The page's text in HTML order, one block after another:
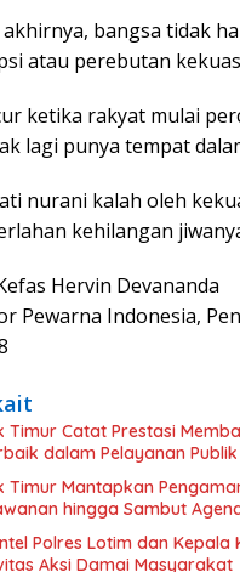
bangsa tidak
atau perebutan
ketika rakyat mulai
lagi punya tempat
nurani kalah oleh
kehilangan
Hervin Devananda
Pewarna Indonesia,
Timur Catat Prestasi
dalam Pelayanan Publik
Timur Mantapkan
hingga Sambut
Polres Lotim dan
Aksi Damai Masyarakat